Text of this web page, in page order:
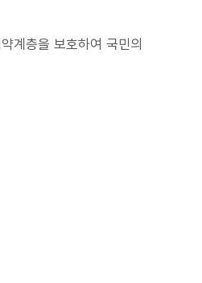
계층을 보호하여 국민의